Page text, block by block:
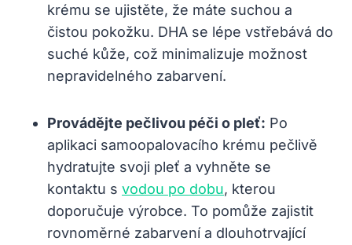
krému se ujistěte, že máte suchou a
čistou pokožku. DHA se lépe vstřebává do
suché kůže, což minimalizuje možnost
nepravidelného zabarvení.
Provádějte pečlivou péči o pleť: Po
aplikaci samoopalovacího krému pečlivě
hydratujte svoji pleť a vyhněte se
kontaktu s vodou po dobu, kterou
doporučuje výrobce. To pomůže zajistit
rovnoměrné zabarvení a dlouhotrvající